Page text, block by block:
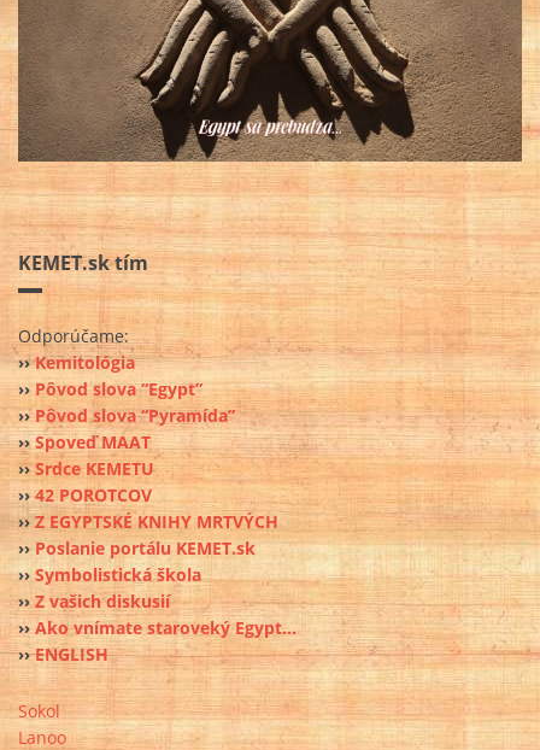
KEMET.sk tím
Odporúčame:
››Kemitológia
›› Pôvod slova “Egypt”
››Pôvod slova “Pyramída”
››Spoveď MAAT
››Srdce KEMETU
›› 42 POROTCOV
››Z EGYPTSKÉ KNIHY MRTVÝCH
››Poslanie portálu KEMET.sk
››Symbolistická škola
››Z vašich diskusií
›› Ako vnímate staroveký Egypt...
››ENGLISH
Sokol
Lanoo